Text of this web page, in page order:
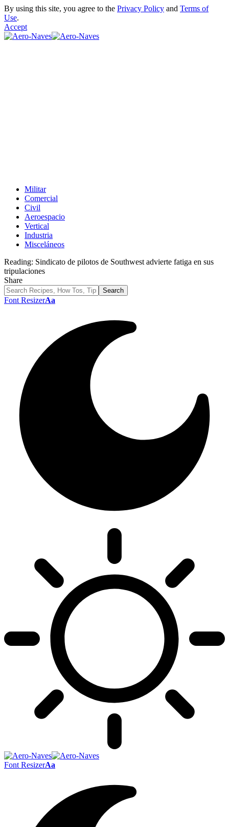
By using this site, you agree to the Privacy Policy and Terms of
Use.
Accept
Militar
Comercial
Civil
Aeroespacio
Vertical
Industria
Misceláneos
Reading: Sindicato de pilotos de Southwest advierte fatiga en sus
tripulaciones
Share
Font ResizerAa
Font ResizerAa